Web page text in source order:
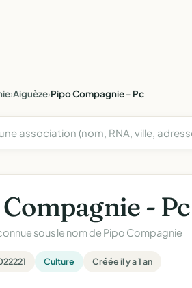
›Aiguèze›Pipo Compagnie - Pc
- Pc
sous le nom de Pipo Compagnie
Culture Créée il y a 1 an